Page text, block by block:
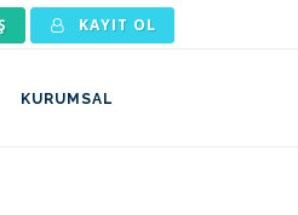
KAYIT OL
KURUMSAL